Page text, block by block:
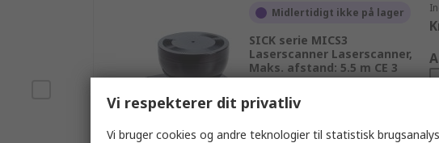
Midlertidigt ikke på lager
SICK serie MICS3
Laserscanner Laserscanner,
Maks. afstand: 5.5 m CE 3
Producentens varenummer
Vi respekterer dit privatliv
Vi bruger cookies og andre teknologier til statistisk